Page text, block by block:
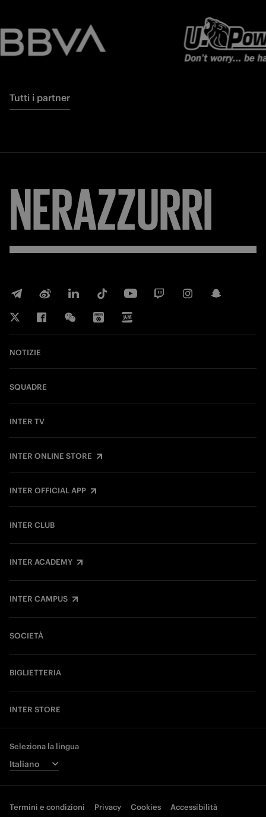
Tutti i partner
NERAZZURRI
NOTIZIE
SQUADRE
INTER TV
INTER ONLINE STORE
INTER OFFICIAL APP
INTER CLUB
INTER ACADEMY
INTER CAMPUS
SOCIETÀ
BIGLIETTERIA
INTER STORE
Seleziona la lingua
Termini e condizioni Privacy Cookies Accessibilità